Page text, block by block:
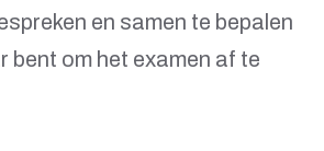
en samen te bepalen
bent om het examen af te